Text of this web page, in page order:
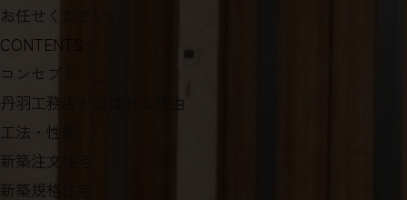
（営業・設計・積算・工務）
HOME｜ 岩倉市で丈夫で快適な家づくりなら丹羽工務店に
お任せください。
CONTENTS
コンセプト
丹羽工務店が選ばれる理由
工法・性能